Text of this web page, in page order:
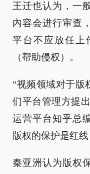
王迁也认为，一
内容会进行审查
平台不应放任上
（帮助侵权）。
“视频领域对于版
们平台管理方提
运营平台知乎总
版权的保护是红线
秦亚洲认为版权